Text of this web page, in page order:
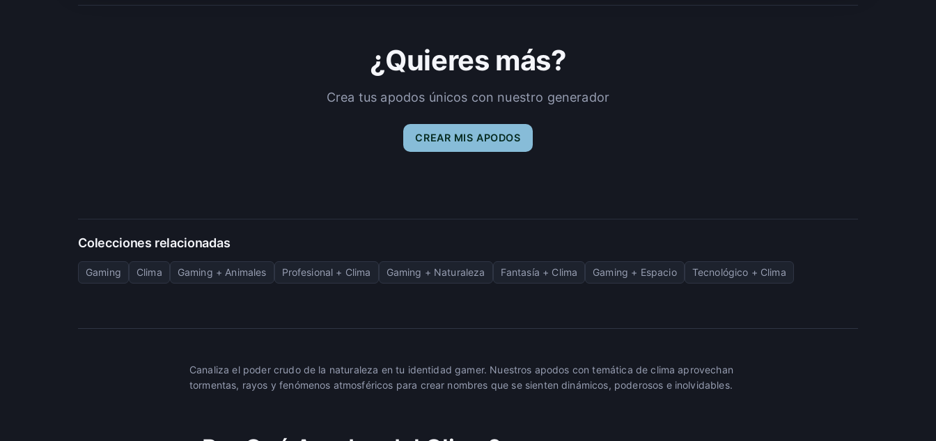
¿Quieres más?
Crea tus apodos únicos con nuestro generador
CREAR MIS APODOS
Colecciones relacionadas
Gaming Clima Gaming + Animales Profesional + Clima Gaming + Naturaleza Fantasía + Clima Gaming + Espacio Tecnológico + Clima
Canaliza el poder crudo de la naturaleza en tu identidad gamer. Nuestros apodos con temática de clima aprovechan
tormentas, rayos y fenómenos atmosféricos para crear nombres que se sienten dinámicos, poderosos e inolvidables.